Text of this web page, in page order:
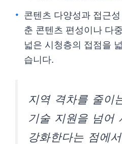
콘텐츠 다양성과 접근
춘 콘텐츠 편성이나 다
넓은 시청층의 접점을
습니다.
지역 격차를 줄이
기술 지원을 넘어
강화한다는 점에